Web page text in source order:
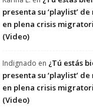
presenta su ‘playlist’
en plena crisis
(Video)
Indignado en ¿Tú estás
presenta su ‘playlist’
en plena crisis
(Video)